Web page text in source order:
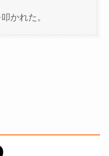
かれた。